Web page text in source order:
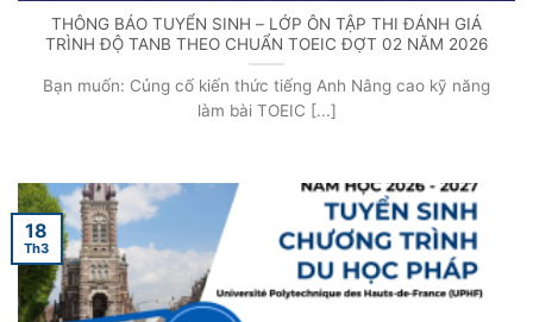
THÔNG BÁO TUYỂN SINH – LỚP ÔN TẬP THI ĐÁNH GIÁ
TRÌNH ĐỘ TANB THEO CHUẨN TOEIC ĐỢT 02 NĂM 2026
Bạn muốn: Củng cố kiến thức tiếng Anh Nâng cao kỹ năng
làm bài TOEIC [...]
18
Th3